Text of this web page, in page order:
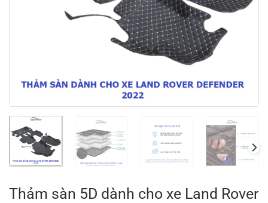
Thảm sàn 5D dành cho xe Land Rover